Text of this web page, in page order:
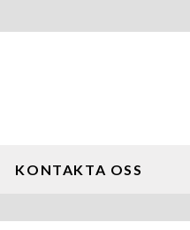
KONTAKTA OSS